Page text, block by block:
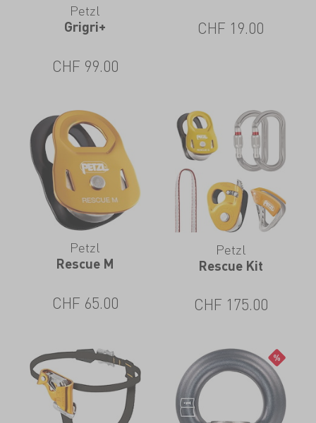
Petzl
Grigri+
CHF 99.00
CHF 19.00
Petzl
Rescue M
CHF 65.00
Petzl
Rescue Kit
CHF 175.00